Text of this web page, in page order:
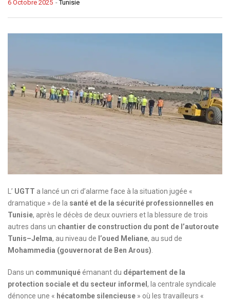
-Tunisie
6 Octobre 2025
L’ UGTT a lancé un cri d’alarme face à la situation jugée «
dramatique » de la santé et de la sécurité professionnelles en
Tunisie, après le décès de deux ouvriers et la blessure de trois
autres dans un chantier de construction du pont de l’autoroute
Tunis–Jelma, au niveau de l’oued Meliane, au sud de
Mohammedia (gouvernorat de Ben Arous)
Dans un communiquéémanant du département de la
protection sociale et du secteur informel , la centrale syndicale
dénonce une « hécatombe silencieuse » où les travailleurs «